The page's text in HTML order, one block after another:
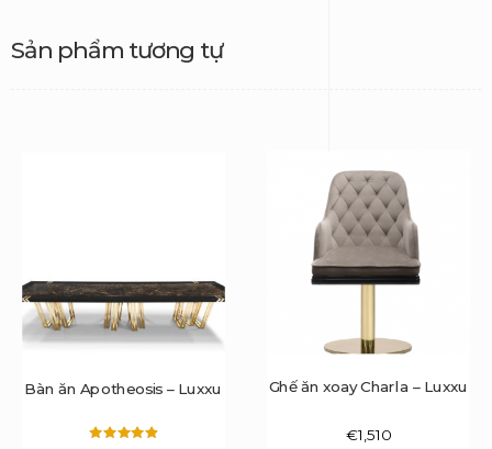
Sản phẩm tương tự
Bàn ăn Apotheosis – Luxxu Ghế ăn xoay Charla – Luxxu
€1,510